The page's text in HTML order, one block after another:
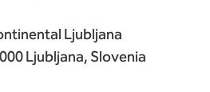
Ljubljana
Ljubljana, Slovenia